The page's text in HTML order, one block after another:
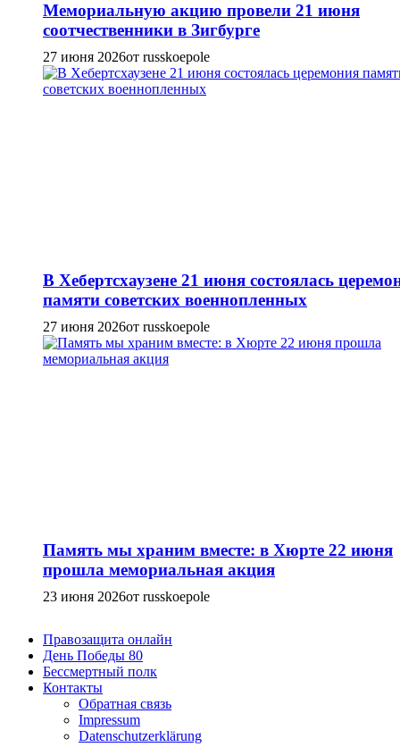
Мемориальную акцию провели 21 июня
соотчественники в Зигбурге
27 июня 2026от russkoepole
В Хебертсхаузене 21 июня состоялась
памяти советских военнопленных
27 июня 2026от russkoepole
Память мы храним вместе: в Хюрте 22 июня
прошла мемориальная акция
23 июня 2026от russkoepole
Правозащита онлайн
День Победы 80
Бессмертный полк
Контакты
Обратная связь
Impressum
Datenschutzerklärung